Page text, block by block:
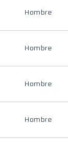
Hombre
Hombre
Hombre
Hombre